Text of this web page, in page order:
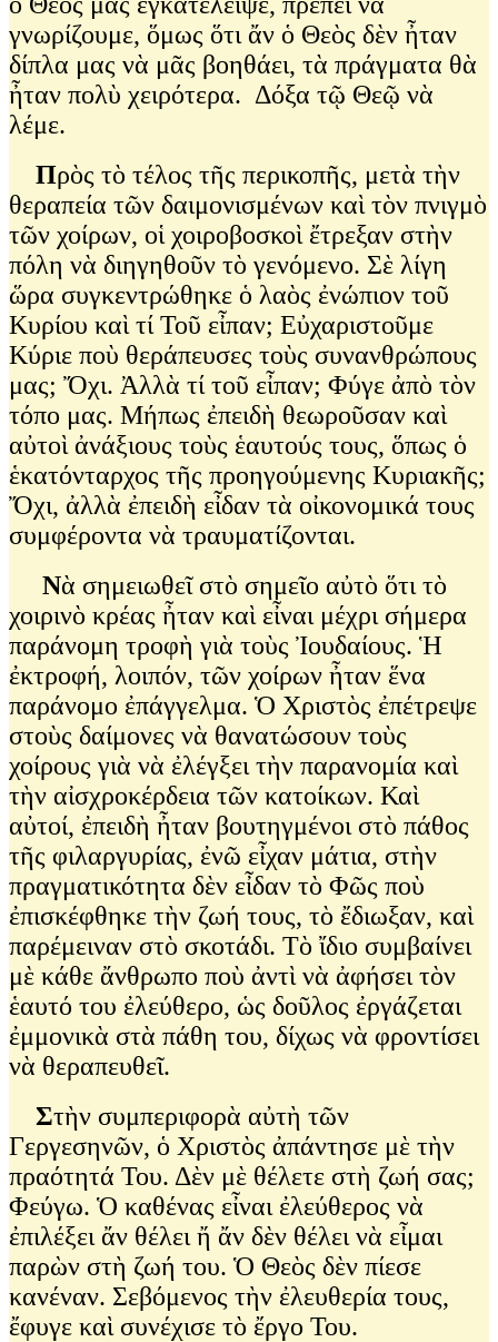
γνωρίζουμε, ὅμως ὅτι ἄν ὁ Θεὸς δὲν ἦταν
δίπλα μας νὰ μᾶς βοηθάει, τὰ πράγματα θὰ
ἦταν πολὺ χειρότερα. Δόξα τῷ Θεῷ νὰ
λέμε.
Πρὸς τὸ τέλος τῆς περικοπῆς, μετὰ τὴν
θεραπεία τῶν δαιμονισμένων καὶ τὸν πνιγμὸ
τῶν χοίρων, οἱ χοιροβοσκοὶ ἔτρεξαν στὴν
πόλη νὰ διηγηθοῦν τὸ γενόμενο. Σὲ λίγη
ὥρα συγκεντρώθηκε ὁ λαὸς ἐνώπιον τοῦ
Κυρίου καὶ τί Τοῦ εἶπαν; Εὐχαριστοῦμε
Κύριε ποὺ θεράπευσες τοὺς συνανθρώπους
μας; Ὄχι. Ἀλλὰ τί τοῦ εἶπαν; Φύγε ἀπὸ τὸν
τόπο μας. Μήπως ἐπειδὴ θεωροῦσαν καὶ
αὐτοὶ ἀνάξιους τοὺς ἑαυτούς τους, ὅπως ὁ
ἑκατόνταρχος τῆς προηγούμενης Κυριακῆς;
Ὄχι, ἀλλὰ ἐπειδὴ εἶδαν τὰ οἰκονομικά τους
συμφέροντα νὰ τραυματίζονται.
Νὰ σημειωθεῖ στὸ σημεῖο αὐτὸ ὅτι τὸ
χοιρινὸ κρέας ἦταν καὶ εἶναι μέχρι σήμερα
παράνομη τροφὴ γιὰ τοὺς Ἰουδαίους. Ἡ
ἐκτροφή, λοιπόν, τῶν χοίρων ἦταν ἕνα
παράνομο ἐπάγγελμα. Ὁ Χριστὸς ἐπέτρεψε
στοὺς δαίμονες νὰ θανατώσουν τοὺς
χοίρους γιὰ νὰ ἐλέγξει τὴν παρανομία καὶ
τὴν αἰσχροκέρδεια τῶν κατοίκων. Καὶ
αὐτοί, ἐπειδὴ ἦταν βουτηγμένοι στὸ πάθος
τῆς φιλαργυρίας, ἐνῶ εἶχαν μάτια, στὴν
πραγματικότητα δὲν εἶδαν τὸ Φῶς ποὺ
ἐπισκέφθηκε τὴν ζωή τους, τὸ ἔδιωξαν, καὶ
παρέμειναν στὸ σκοτάδι. Τὸ ἴδιο συμβαίνει
μὲ κάθε ἄνθρωπο ποὺ ἀντὶ νὰ ἀφήσει τὸν
ἑαυτό του ἐλεύθερο, ὡς δοῦλος ἐργάζεται
ἐμμονικὰ στὰ πάθη του, δίχως νὰ φροντίσει
νὰ θεραπευθεῖ.
Στὴν συμπεριφορὰ αὐτὴ τῶν
Γεργεσηνῶν, ὁ Χριστὸς ἀπάντησε μὲ τὴν
πραότητά Του. Δὲν μὲ θέλετε στὴ ζωή σας;
Φεύγω. Ὁ καθένας εἶναι ἐλεύθερος νὰ
ἐπιλέξει ἄν θέλει ἤ ἄν δὲν θέλει νὰ εἶμαι
παρὼν στὴ ζωή του. Ὁ Θεὸς δὲν πίεσε
κανέναν. Σεβόμενος τὴν ἐλευθερία τους,
ἔφυγε καὶ συνέχισε τὸ ἔργο Του.